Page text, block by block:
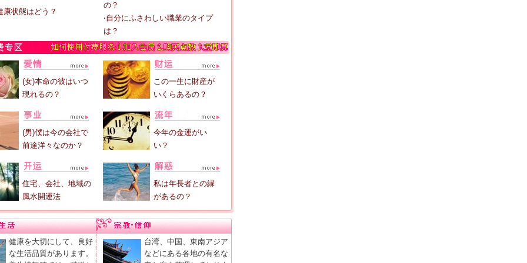
康状態はどう？
の？
‧自分にふさわしい職業のタイプ
は？
(女)本命の彼はいつ
現れるの？
この一生に財産が
いくらあるの？
(男)僕は今の会社で
前途洋々なのか？
今年の金運がい
い？
住宅、会社、地域の
風水開運法
私は年長者との縁
があるの？
健康を大切にして、良好
な生活品質があります。
台湾、中国、東南アジア
などにある各地の有名な